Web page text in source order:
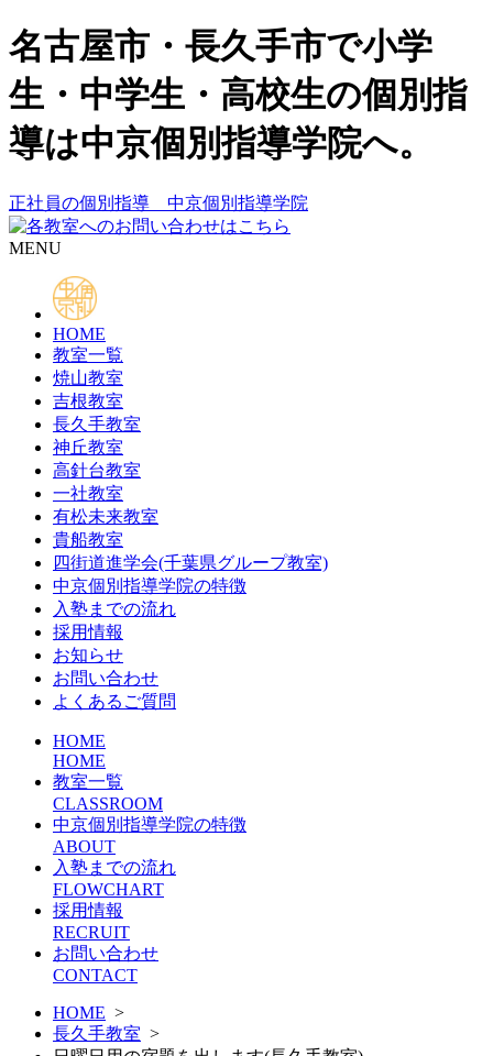
名古屋市・長久手市で小学
生・中学生・高校生の個別指
導は中京個別指導学院へ。
正社員の個別指導 中京個別指導学院
MENU
HOME
教室一覧
焼山教室
吉根教室
長久手教室
神丘教室
高針台教室
一社教室
有松未来教室
貴船教室
四街道進学会(千葉県グループ教室)
中京個別指導学院の特徴
入塾までの流れ
採用情報
お知らせ
お問い合わせ
よくあるご質問
HOME
HOME
教室一覧
CLASSROOM
中京個別指導学院の特徴
ABOUT
入塾までの流れ
FLOWCHART
採用情報
RECRUIT
お問い合わせ
CONTACT
HOME >
長久手教室 >